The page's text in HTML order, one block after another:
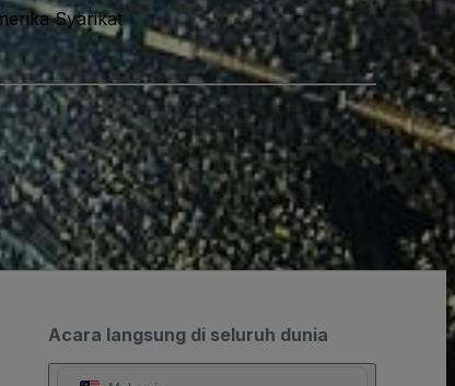
Syarikat
Acara langsung di seluruh dunia